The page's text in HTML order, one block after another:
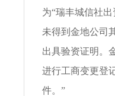
为“瑞丰城信社
未得到金地公司
出具验资证明。
进行工商变更登
件。”